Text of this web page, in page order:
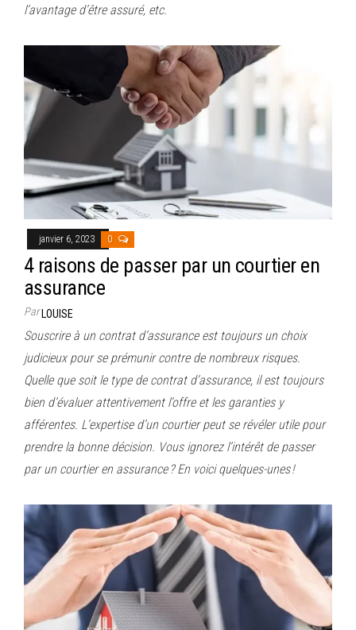
l’avantage d’être assuré, etc.
janvier 6, 2023 0
4 raisons de passer par un courtier en
assurance
ParLOUISE
Souscrire à un contrat d’assurance est toujours un choix
judicieux pour se prémunir contre de nombreux risques.
Quelle que soit le type de contrat d’assurance, il est toujours
bien d’évaluer attentivement l’offre et les garanties y
afférentes. L’expertise d’un courtier peut se révéler utile pour
prendre la bonne décision. Vous ignorez l’intérêt de passer
par un courtier en assurance ? En voici quelques-unes !